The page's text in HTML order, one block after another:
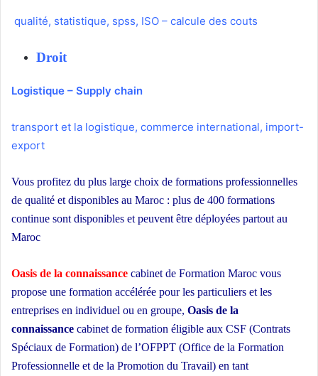
qualité, statistique, spss, ISO – calcule des couts
Droit
Logistique – Supply chain
transport et la logistique, commerce international, import-
export
Vous profitez du plus large choix de formations professionnelles
de qualité et disponibles au Maroc : plus de 400 formations
continue sont disponibles et peuvent être déployées partout au
Maroc
Oasis de la connaissance cabinet de Formation Maroc vous
propose une formation accélérée pour les particuliers et les
entreprises en individuel ou en groupe, Oasis de la
connaissance cabinet de formation éligible aux CSF (Contrats
Spéciaux de Formation) de l’OFPPT (Office de la Formation
Professionnelle et de la Promotion du Travail) en tant